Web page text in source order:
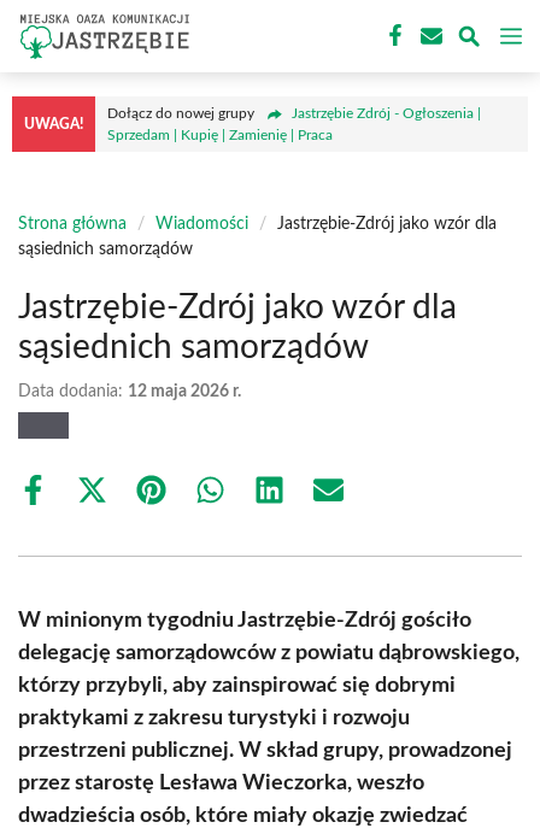
Przejdź
treści
UWAGA!
Dołącz do nowej grupy
Jastrzębie Zdrój - Ogłoszenia |
Sprzedam | Kupię | Zamienię | Praca
Strona główna / Wiadomości /
Jastrzębie-Zdrój jako wzór dla
sąsiednich samorządów
Jastrzębie-Zdrój jako wzór dla
sąsiednich samorządów
Data dodania: 12 maja 2026 r.
Share
Share
(Twitter)
Share Share Share Share
W minionym tygodniu Jastrzębie-Zdrój gościło
delegację samorządowców z powiatu dąbrowskiego,
którzy przybyli, aby zainspirować się dobrymi
praktykami z zakresu turystyki i rozwoju
przestrzeni publicznej. W skład grupy, prowadzonej
przez starostę Lesława Wieczorka, weszło
dwadzieścia osób, które miały okazję zwiedzać